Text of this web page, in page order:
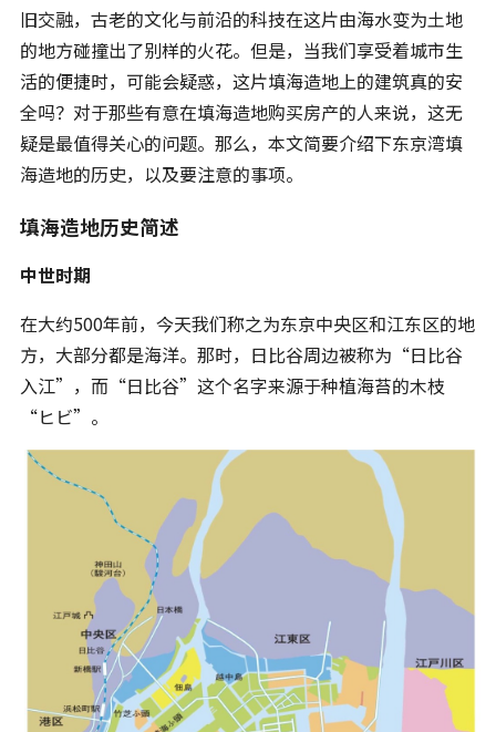
旧交融，古老的文化与前沿的科技在这片由海水变为土地
的地方碰撞出了别样的火花。但是，当我们享受着城市生
活的便捷时，可能会疑惑，这片填海造地上的建筑真的安
全吗？对于那些有意在填海造地购买房产的人来说，这无
疑是最值得关心的问题。那么，本文简要介绍下东京湾填
海造地的历史，以及要注意的事项。
填海造地历史简述
中世时期
在大约500年前，今天我们称之为东京中央区和江东区的地
方，大部分都是海洋。那时，日比谷周边被称为“日比谷
入江”，而“日比谷”这个名字来源于种植海苔的木枝
“ヒビ”。